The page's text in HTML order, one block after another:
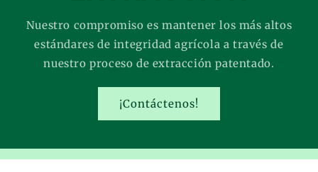
Nuestro compromiso es mantener los más altos
estándares de integridad agrícola a través de
nuestro proceso de extracción patentado.
¡Contáctenos!